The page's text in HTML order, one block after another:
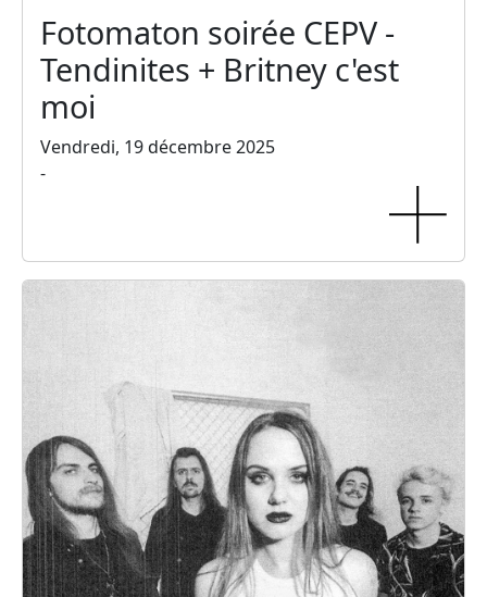
Fotomaton soirée CEPV -
Tendinites + Britney c'est
moi
Vendredi, 19 décembre 2025
-